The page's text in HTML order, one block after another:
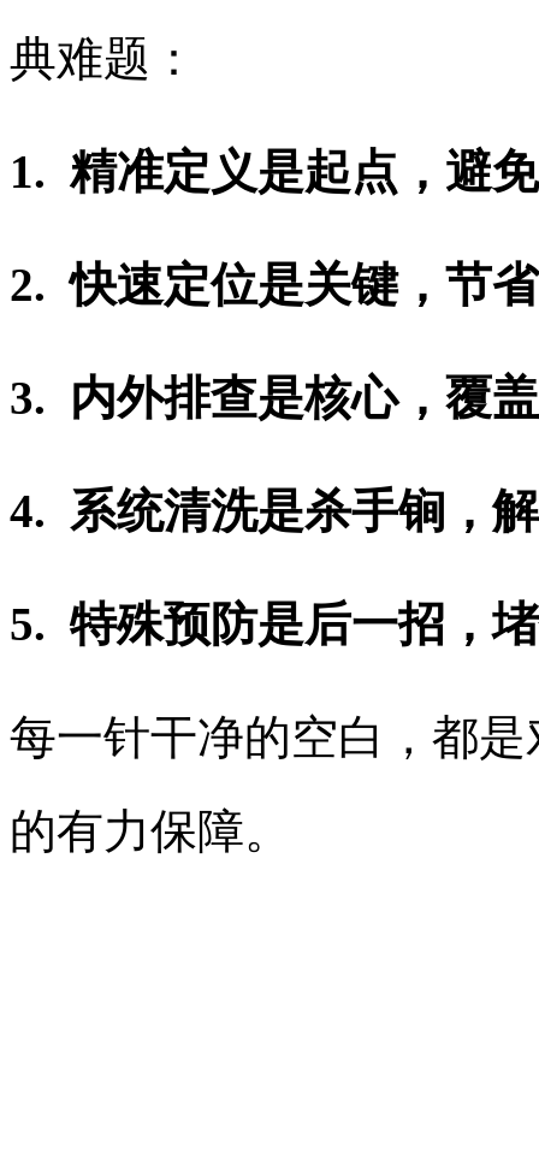
典难题：
1. 精准定义是起点，避
2. 快速定位是关键，节
3. 内外排查是核心，覆
4. 系统清洗是杀手锏，
5. 特殊预防是后一招，
每一针干净的空白，都
的有力保障。